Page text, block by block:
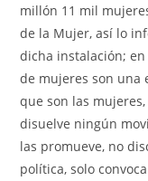
millón 11 mil
de la Mujer, así lo
dicha instalación;
de mujeres son una
que son las
disuelve ningún
las promueve, no
política, solo